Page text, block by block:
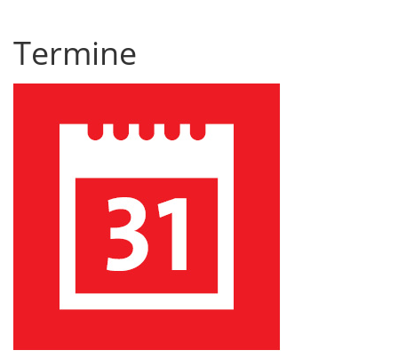
Termine